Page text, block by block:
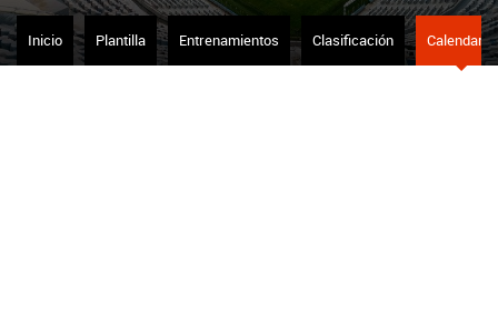
Inicio Plantilla Entrenamientos Clasificación Calendario